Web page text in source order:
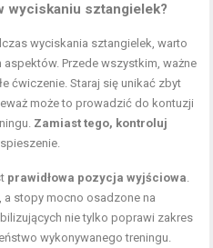
wyciskaniu sztangielek?
wyciskania sztangielek, warto
Przede wszystkim, ważne
ćwiczenie. Staraj się unikać zbyt
może to prowadzić do kontuzji
Zamiast tego, kontroluj
prawidłowa pozycja wyjściowa.
a stopy mocno osadzone na
nie tylko poprawi zakres
wykonywanego treningu.